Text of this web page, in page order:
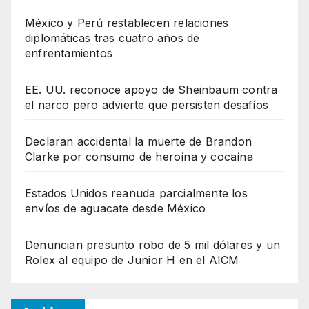
México y Perú restablecen relaciones
diplomáticas tras cuatro años de
enfrentamientos
EE. UU. reconoce apoyo de Sheinbaum contra
el narco pero advierte que persisten desafíos
Declaran accidental la muerte de Brandon
Clarke por consumo de heroína y cocaína
Estados Unidos reanuda parcialmente los
envíos de aguacate desde México
Denuncian presunto robo de 5 mil dólares y un
Rolex al equipo de Junior H en el AICM